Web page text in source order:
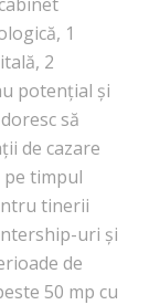
1
2
potențial și
să
de cazare
timpul
tinerii
uri și
de
50 mp cu